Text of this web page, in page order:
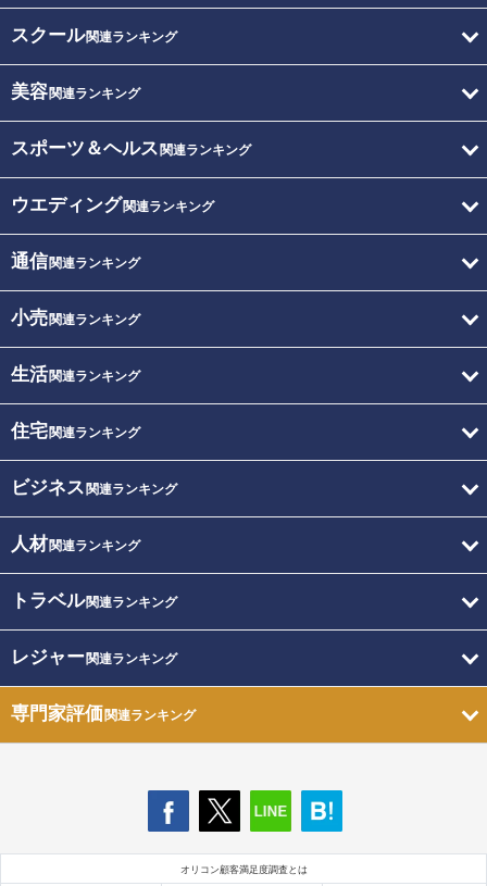
スクール関連ランキング
美容関連ランキング
スポーツ＆ヘルス 関連ランキング
ウエディング関連ランキング
通信関連ランキング
小売関連ランキング
生活関連ランキング
住宅関連ランキング
ビジネス 関連ランキング
人材関連ランキング
トラベル関連ランキング
レジャー関連ランキング
専門家評価関連ランキング
オリコン顧客満足度調査とは